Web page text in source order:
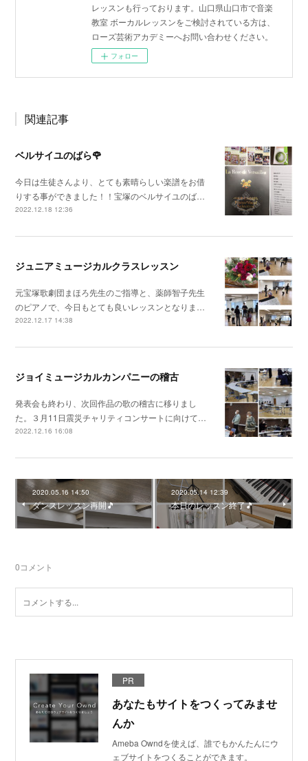
レッスンも行っております。山口県山口市で音楽
教室 ボーカルレッスンをご検討されている方は、
ローズ芸術アカデミーへお問い合わせください。
フォロー
関連記事
ベルサイユのばら🌹
今日は生徒さんより、とても素晴らしい楽譜をお借
りする事ができました！！宝塚のベルサイユのば…
2022.12.18 12:36
ジュニアミュージカルクラスレッスン
元宝塚歌劇団まほろ先生のご指導と、薬師智子先生
のピアノで、今日もとても良いレッスンとなりま…
2022.12.17 14:38
ジョイミュージカルカンパニーの稽古
発表会も終わり、次回作品の歌の稽古に移りまし
た。３月11日震災チャリティコンサートに向けて…
2022.12.16 16:08
2020.05.16 14:50
ダンスレッスン再開🎵
2020.05.14 12:39
本日のレッスン終了🎵
0コメント
PR
あなたもサイトをつくってみませ
んか
Ameba Owndを使えば、誰でもかんたんにウ
ェブサイトをつくることができます。